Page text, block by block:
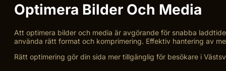
Optimera Bilder Och Media
Att optimera bilder och media är avgörande för snabba
använda rätt format och komprimering. Effektiv hantering av
Rätt optimering gör din sida mer tillgänglig för besökare i